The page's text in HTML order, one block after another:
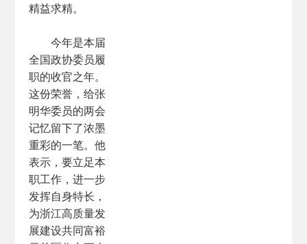
精益求精。
今年是本届
全国政协委员履
职的收官之年。
这份荣誉，给张
明华委员的两会
记忆留下了浓墨
重彩的一笔。他
表示，要立足本
职工作，进一步
发挥自身特长，
为浙江高质量发
展建设共同富裕